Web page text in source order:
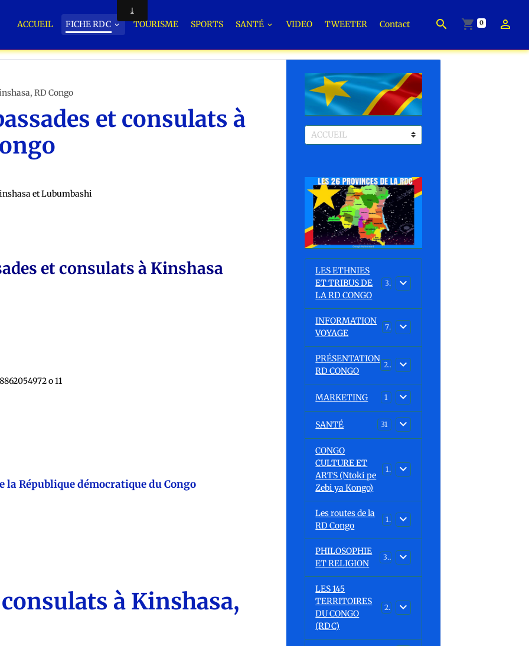
ACCUEIL FICHE RDC TOURISME SPORTS SANTÉ VIDEO TWEETER Contact 0
RD Congo
et consulats à
et Lubumbashi
et consulats à Kinshasa
République démocratique du Congo
à Kinshasa,
LES ETHNIES
ET TRIBUS DE
LA RD CONGO
37
INFORMATION
VOYAGE
7
PRÉSENTATION
RD CONGO
23
MARKETING 1
SANTÉ 31
CONGO
CULTURE ET
ARTS (Ntoki pe
Zebi ya Kongo)
15
Les routes de la
RD Congo
1
PHILOSOPHIE
ET RELIGION
32
LES 145
TERRITOIRES
DU CONGO
(RDC)
23